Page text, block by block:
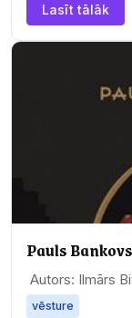
Lasīt tālāk
Pauls
Autors: Ilmārs
vēsture